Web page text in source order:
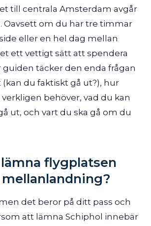
till centrala Amsterdam avgår
Oavsett om du har tre timmar
eller en hel dag mellan
ett vettigt sätt att spendera
guiden täcker den enda frågan
du faktiskt gå ut?), hur
behöver, vad du kan
ut, och vart du ska gå om du
flygplatsen
det beror på ditt pass och
att lämna Schiphol innebär